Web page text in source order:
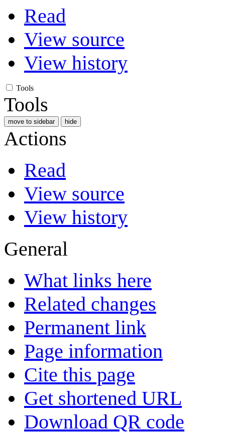
Read
View source
View history
Tools
Tools
move to sidebar hide
Actions
Read
View source
View history
General
What links here
Related changes
Permanent link
Page information
Cite this page
Get shortened URL
Download QR code